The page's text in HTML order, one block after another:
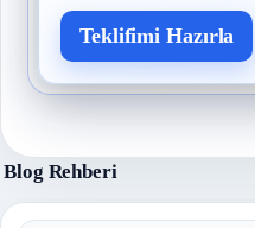
Teklifimi Hazırla
Blog Rehberi